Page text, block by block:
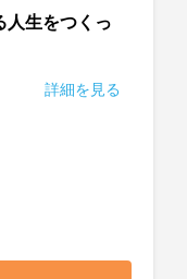
人生をつくっ
詳細を見る